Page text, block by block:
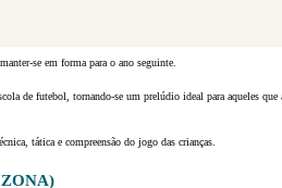
se em forma para o ano seguinte.
de futebol, tornando-se um prelúdio ideal para aqueles que
tática e compreensão do jogo das crianças.